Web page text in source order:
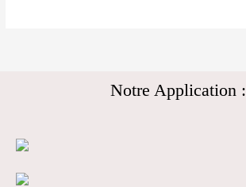
Notre Application :